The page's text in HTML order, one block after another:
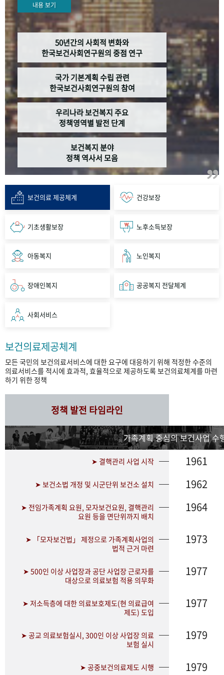
내용 보기
50년간의 사회적 변화와
한국보건사회연구원의 중점 연구
국가 기본계획 수립 관련
한국보건사회연구원의 참여
우리나라 보건복지 주요
정책영역별 발전 단계
보건복지 분야
정책 역사서 모음
보건의료 제공체계 건강보장
기초생활보장 노후소득보장
아동복지 노인복지
장애인복지 공공복지 전달체계
사회서비스
보건의료제공체계
모든 국민의 보건의료서비스에 대한 요구에 대응하기 위해 적정한 수준의
의료서비스를 적시에 효과적, 효율적으로 제공하도록 보건의료체계를 마련
하기 위한 정책
정책 발전 타임라인
가족계획 중심의 보건사업 수
➤ 결핵관리 사업 시작 1961
➤ 보건소법 개정 및 시군단위 보건소 설치 1962
➤ 전임가족계획 요원, 모자보건요원, 결핵관리
요원 등을 면단위까지 배치
1964
➤ 「모자보건법」 제정으로 가족계획사업의
법적 근거 마련
1973
➤ 500인 이상 사업장과 공단 사업장 근로자를
대상으로 의료보험 적용 의무화
1977
➤ 저소득층에 대한 의료보호제도(현 의료급여
제도) 도입
1977
➤ 공교 의료보험실시, 300인 이상 사업장 의료
보험 실시
1979
➤ 공중보건의료제도 시행 1979